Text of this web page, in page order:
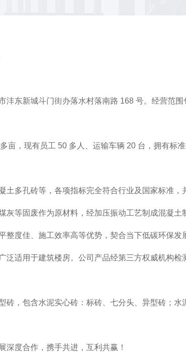
沣东新城斗门街办落水村落南路 168 号。经营范围
亩，现有员工 50 多人、运输车辆 20 台，拥有标
多孔砖等，各项指标完全符合行业及国家标准，
等固废作为原材料，经加压振动工艺制成混凝土
整度佳、施工效率高等优势，契合当下低碳环保发
适用于建筑楼房。公司产品经第三方权威机构检
砖，包含水泥实心砖：标砖、七分头、异型砖；水
深度合作，携手共进，互利共赢！